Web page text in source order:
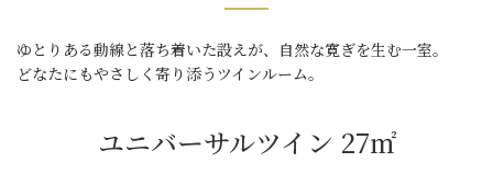
ゆとりある動線と落ち着いた設えが、自然な寛ぎを生む一室。
どなたにもやさしく寄り添うツインルーム。
ユニバーサルツイン 27㎡